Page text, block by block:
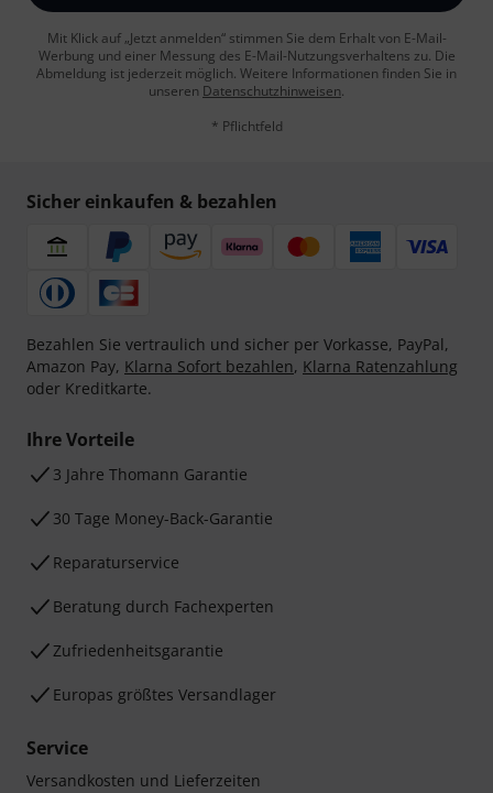
Mit Klick auf „Jetzt anmelden“ stimmen Sie dem Erhalt von E-Mail-
Werbung und einer Messung des E-Mail-Nutzungsverhaltens zu. Die
Abmeldung ist jederzeit möglich. Weitere Informationen finden Sie in
unseren Datenschutzhinweisen.
* Pflichtfeld
Sicher einkaufen & bezahlen
Bezahlen Sie vertraulich und sicher per Vorkasse, PayPal,
Amazon Pay, Klarna Sofort bezahlen, Klarna Ratenzahlung
oder Kreditkarte.
Ihre Vorteile
3 Jahre Thomann Garantie
30 Tage Money-Back-Garantie
Reparaturservice
Beratung durch Fachexperten
Zufriedenheitsgarantie
Europas größtes Versandlager
Service
Versandkosten und Lieferzeiten